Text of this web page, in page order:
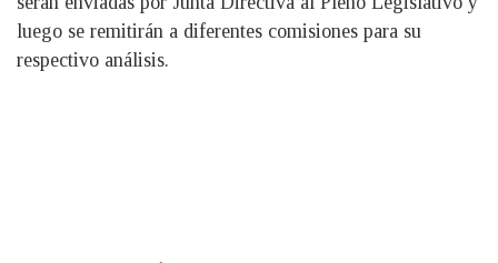
luego se remitirán a diferentes comisiones para su
respectivo análisis.